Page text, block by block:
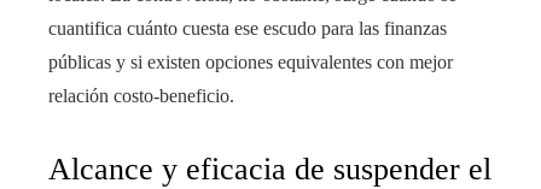
cuantifica cuánto cuesta ese escudo para las finanzas
públicas y si existen opciones equivalentes con mejor
relación costo-beneficio.
Alcance y eficacia de suspender el